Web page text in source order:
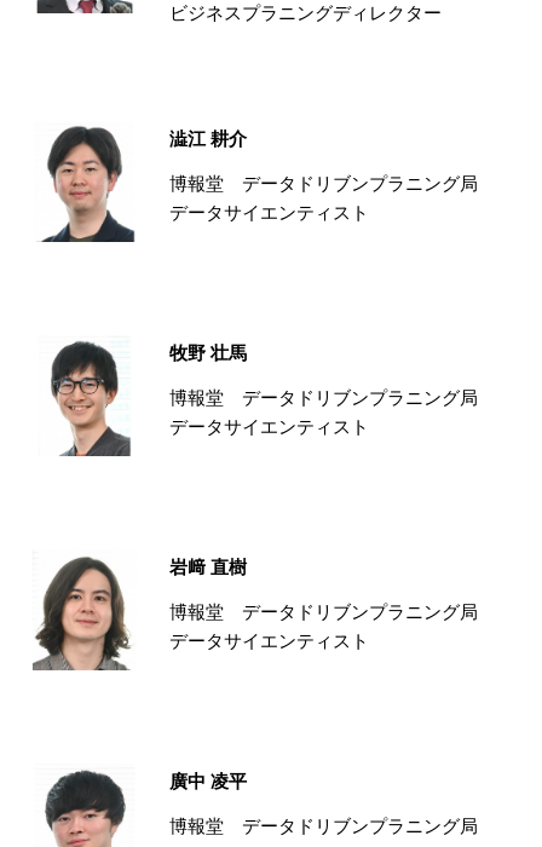
ビジネスプラニングディレクター
澁江 耕介
博報堂 データドリブンプラニング局
データサイエンティスト
牧野 壮馬
博報堂 データドリブンプラニング局
データサイエンティスト
岩﨑 直樹
博報堂 データドリブンプラニング局
データサイエンティスト
廣中 凌平
博報堂 データドリブンプラニング局